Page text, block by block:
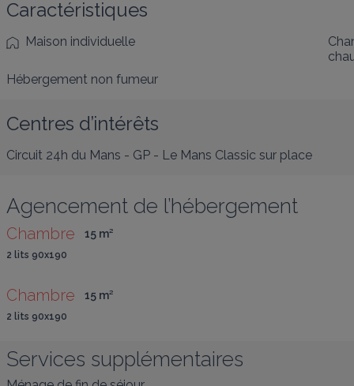
Caractéristiques
Maison individuelle
Hébergement non fumeur
Centres d’intérêts
Circuit 24h du Mans - GP - Le Mans Classic sur place
Agencement de l’hébergement
Chambre 15 m²
2 lits 90x190
Chambre 15 m²
2 lits 90x190
Services supplémentaires